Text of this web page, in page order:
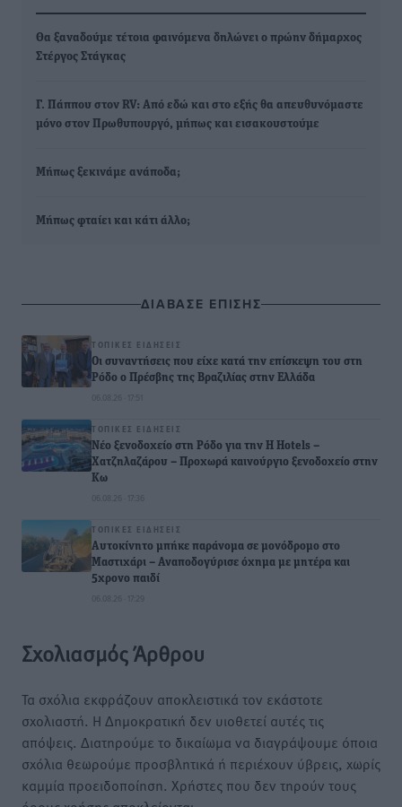
Θα ξαναδούμε τέτοια φαινόμενα δηλώνει ο πρώην δήμαρχος
Στέργος Στάγκας
Γ. Πάππου στον RV: Από εδώ και στο εξής θα απευθυνόμαστε
μόνο στον Πρωθυπουργό, μήπως και εισακουστούμε
Μήπως ξεκινάμε ανάποδα;
Μήπως φταίει και κάτι άλλο;
ΔΙΑΒΑΣΕ ΕΠΙΣΗΣ
ΤΟΠΙΚΈΣ ΕΙΔΉΣΕΙΣ
Οι συναντήσεις που είχε κατά την επίσκεψη του στη
Ρόδο ο Πρέσβης της Βραζιλίας στην Ελλάδα
06.08.26 · 17:51
ΤΟΠΙΚΈΣ ΕΙΔΉΣΕΙΣ
Νέο ξενοδοχείο στη Ρόδο για την H Hotels –
Χατζηλαζάρου – Προχωρά καινούργιο ξενοδοχείο στην
Κω
06.08.26 · 17:36
ΤΟΠΙΚΈΣ ΕΙΔΉΣΕΙΣ
Αυτοκίνητο μπήκε παράνομα σε μονόδρομο στο
Μαστιχάρι – Αναποδογύρισε όχημα με μητέρα και
5χρονο παιδί
06.08.26 · 17:29
Σχολιασμός Άρθρου
Τα σχόλια εκφράζουν αποκλειστικά τον εκάστοτε
σχολιαστή. Η Δημοκρατική δεν υιοθετεί αυτές τις
απόψεις. Διατηρούμε το δικαίωμα να διαγράψουμε όποια
σχόλια θεωρούμε προσβλητικά ή περιέχουν ύβρεις, χωρίς
καμμία προειδοποίηση. Χρήστες που δεν τηρούν τους